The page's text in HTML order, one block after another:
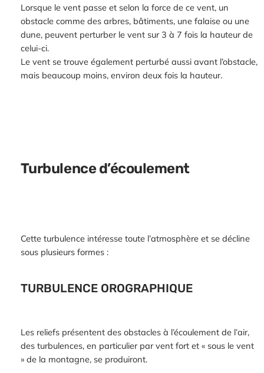
Lorsque le vent passe et selon la force de ce vent, un
obstacle comme des arbres, bâtiments, une falaise ou une
dune, peuvent perturber le vent sur 3 à 7 fois la hauteur de
celui-ci.
Le vent se trouve également perturbé aussi avant l’obstacle,
mais beaucoup moins, environ deux fois la hauteur.
Turbulence d’écoulement
Cette turbulence intéresse toute l’atmosphère et se décline
sous plusieurs formes :
TURBULENCE OROGRAPHIQUE
Les reliefs présentent des obstacles à l’écoulement de l’air,
des turbulences, en particulier par vent fort et « sous le vent
» de la montagne, se produiront.